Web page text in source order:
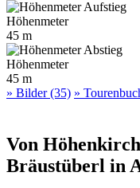
Höhenmeter
45 m
Höhenmeter
45 m
» Bilder (35) »
Von
Bräustüberl in